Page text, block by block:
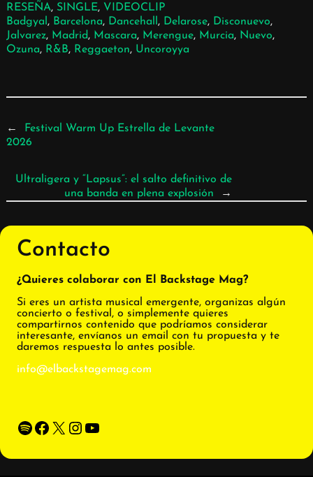
RESEÑA, SINGLE, VIDEOCLIP
Badgyal , Barcelona, Dancehall , Delarose, Disconuevo ,
Jalvarez, Madrid, Mascara, Merengue, Murcia, Nuevo ,
Ozuna, R&b, Reggaeton, Uncoroyya
←
Festival Warm Up Estrella de Levante
2026
Ultraligera y “Lapsus”: el salto definitivo de
una banda en plena explosión
→
Contacto
¿Quieres colaborar con El Backstage Mag?
Si eres un artista musical emergente, organizas algún
concierto o festival, o simplemente quieres
compartirnos contenido que podríamos considerar
interesante, envíanos un email con tu propuesta y te
daremos respuesta lo antes posible.
info@elbackstagemag.com
Spotify Facebook X Instagram YouTube